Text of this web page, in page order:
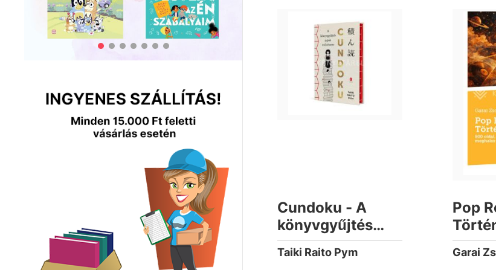
Cundoku - A
könyvgyűjtés
japán művészete
(élfestett)
Taiki Raito Pym
Pop
Garai